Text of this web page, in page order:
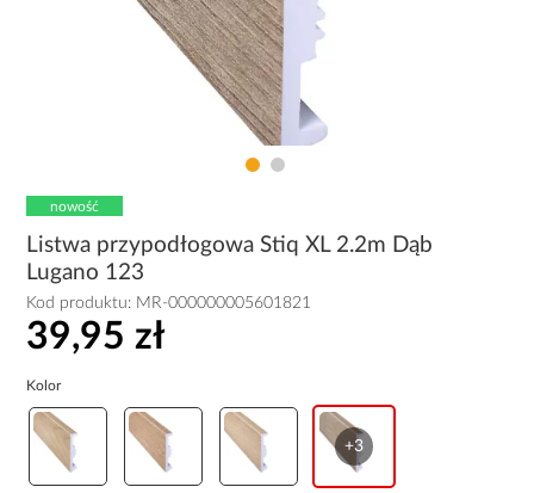
nowość
Listwa przypodłogowa Stiq XL 2.2m Dąb
Lugano 123
Kod produktu: MR-000000005601821
39,95 zł
Kolor
+3